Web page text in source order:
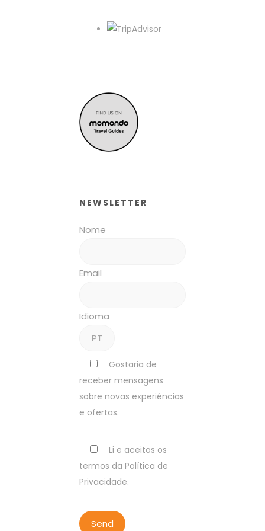
NEWSLETTER
Nome
Email
Idioma
Gostaria de
receber mensagens
sobre novas experiências
e ofertas.
Li e aceitos os
termos da Política de
Privacidade.